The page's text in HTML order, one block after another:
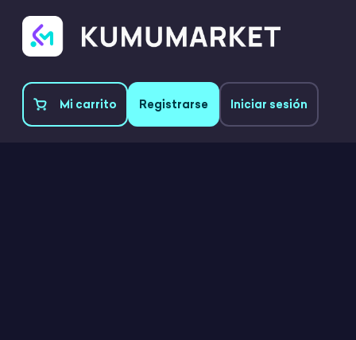
Mi carrito Registrarse Iniciar sesión